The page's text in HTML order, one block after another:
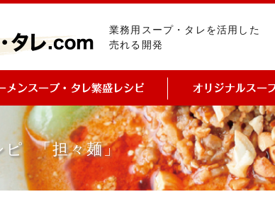
業務用スープ・タレを活用した
売れる開発
ピ 「担々麺」